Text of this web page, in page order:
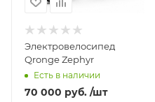
Электровелосипед
Qronge Zephyr
Есть в наличии
70 000 руб. /шт